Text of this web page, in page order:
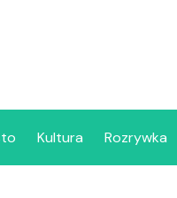
Kultura Rozrywka